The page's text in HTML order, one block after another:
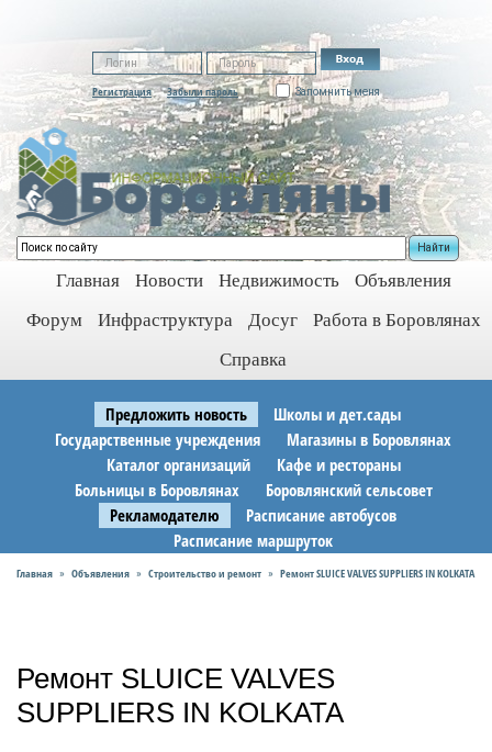
Регистрация Забыли пароль Запомнить меня
Найти
Главная Новости Недвижимость
Объявления
Форум
Инфраструктура Досуг
Работа в Боровлянах
Справка
Предложить новость
Школы и дет.сады
Государственные учреждения
Магазины в Боровлянах
Каталог организаций
Кафе и рестораны
Больницы в Боровлянах
Боровлянский сельсовет
Рекламодателю
Расписание автобусов
Расписание маршруток
Главная » Объявления » Строительство и ремонт » Ремонт SLUICE VALVES SUPPLIERS IN KOLKATA
Ремонт SLUICE VALVES
SUPPLIERS IN KOLKATA